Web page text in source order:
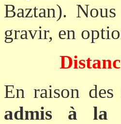
Baztan).
gravir, en
En raison
admis à la